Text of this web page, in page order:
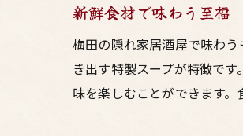
新鮮食材で味わう至福
梅田の隠れ家居酒屋で味わ
き出す特製スープが特徴で
味を楽しむことができます